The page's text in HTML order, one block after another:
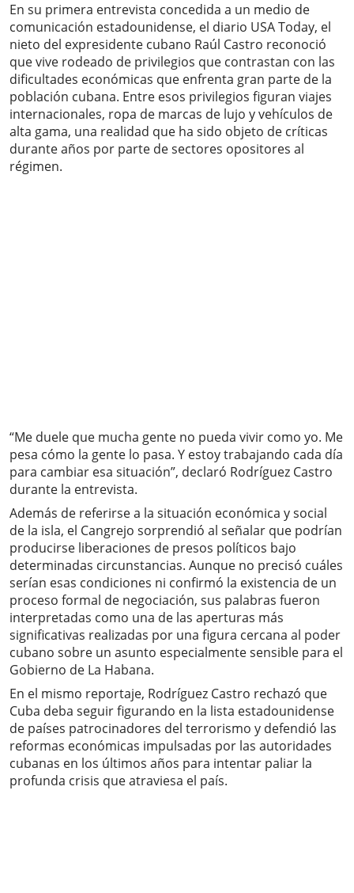
En su primera entrevista concedida a un medio de
comunicación estadounidense, el diario USA Today, el
nieto del expresidente cubano Raúl Castro reconoció
que vive rodeado de privilegios que contrastan con las
dificultades económicas que enfrenta gran parte de la
población cubana. Entre esos privilegios figuran viajes
internacionales, ropa de marcas de lujo y vehículos de
alta gama, una realidad que ha sido objeto de críticas
durante años por parte de sectores opositores al
régimen.
“Me duele que mucha gente no pueda vivir como yo. Me
pesa cómo la gente lo pasa. Y estoy trabajando cada día
para cambiar esa situación”, declaró Rodríguez Castro
durante la entrevista.
Además de referirse a la situación económica y social
de la isla, el Cangrejo sorprendió al señalar que podrían
producirse liberaciones de presos políticos bajo
determinadas circunstancias. Aunque no precisó cuáles
serían esas condiciones ni confirmó la existencia de un
proceso formal de negociación, sus palabras fueron
interpretadas como una de las aperturas más
significativas realizadas por una figura cercana al poder
cubano sobre un asunto especialmente sensible para el
Gobierno de La Habana.
En el mismo reportaje, Rodríguez Castro rechazó que
Cuba deba seguir figurando en la lista estadounidense
de países patrocinadores del terrorismo y defendió las
reformas económicas impulsadas por las autoridades
cubanas en los últimos años para intentar paliar la
profunda crisis que atraviesa el país.